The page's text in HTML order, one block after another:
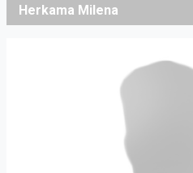
Herkama Milena